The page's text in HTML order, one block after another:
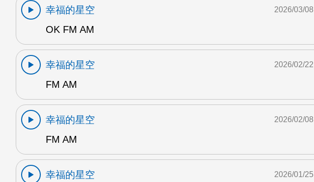
幸福的星空
OK FM AM
2026/03/08
幸福的星空
FM AM
2026/02/22
幸福的星空
FM AM
2026/02/08
幸福的星空
2026/01/25